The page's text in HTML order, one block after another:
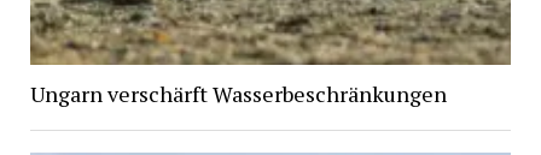
Ungarn verschärft Wasserbeschränkungen